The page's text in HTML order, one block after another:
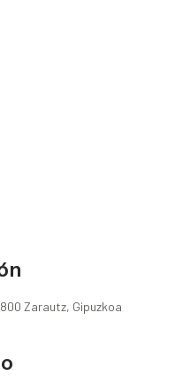
Zarautz, Gipuzkoa